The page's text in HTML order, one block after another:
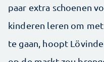
paar extra schoenen
kinderen leren om
te gaan, hoopt